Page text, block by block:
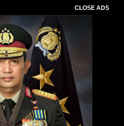
CLOSE ADS